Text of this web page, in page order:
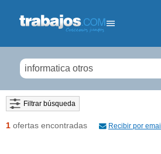
Filtrar búsqueda
1 ofertas encontradas Recibir por email